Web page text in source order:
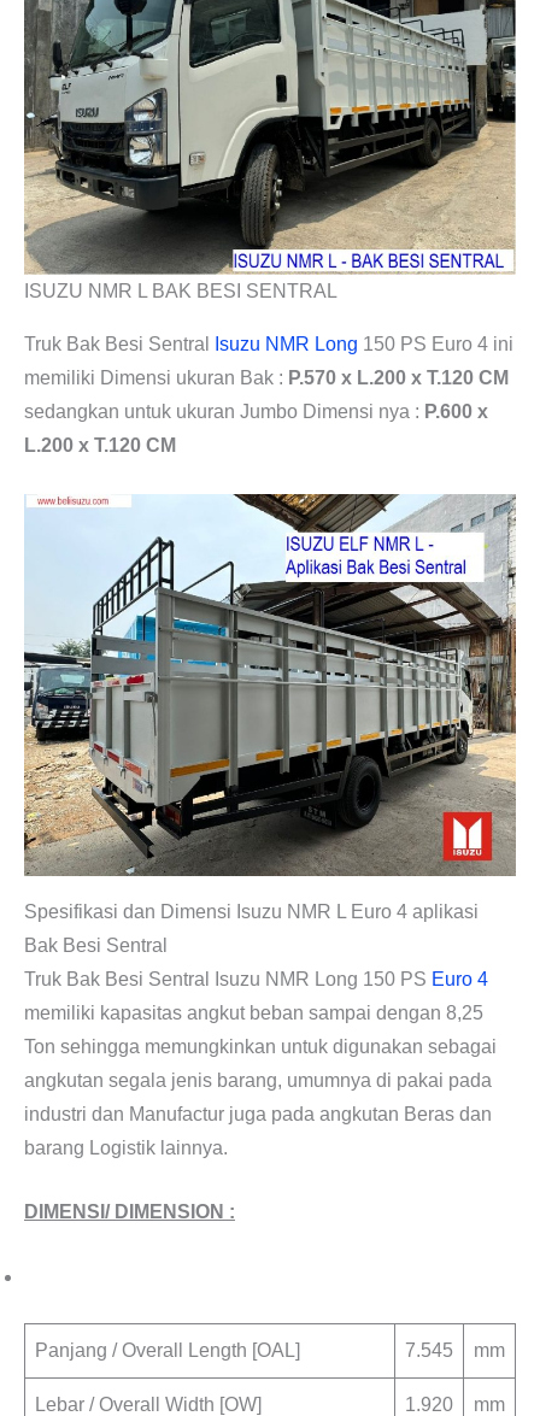
ISUZU NMR L BAK BESI SENTRAL
Truk Bak Besi Sentral Isuzu NMR Long 150 PS Euro 4 ini
memiliki Dimensi ukuran Bak : P.570 x L.200 x T.120 CM
sedangkan untuk ukuran Jumbo Dimensi nya : P.600 x
L.200 x T.120 CM
Spesifikasi dan Dimensi Isuzu NMR L Euro 4 aplikasi
Bak Besi Sentral
Truk Bak Besi Sentral Isuzu NMR Long 150 PS Euro 4
memiliki kapasitas angkut beban sampai dengan 8,25
Ton sehingga memungkinkan untuk digunakan sebagai
angkutan segala jenis barang, umumnya di pakai pada
industri dan Manufactur juga pada angkutan Beras dan
barang Logistik lainnya.
DIMENSI/ DIMENSION :
Panjang / Overall Length [OAL] 7.545 mm
Lebar / Overall Width [OW] 1.920 mm